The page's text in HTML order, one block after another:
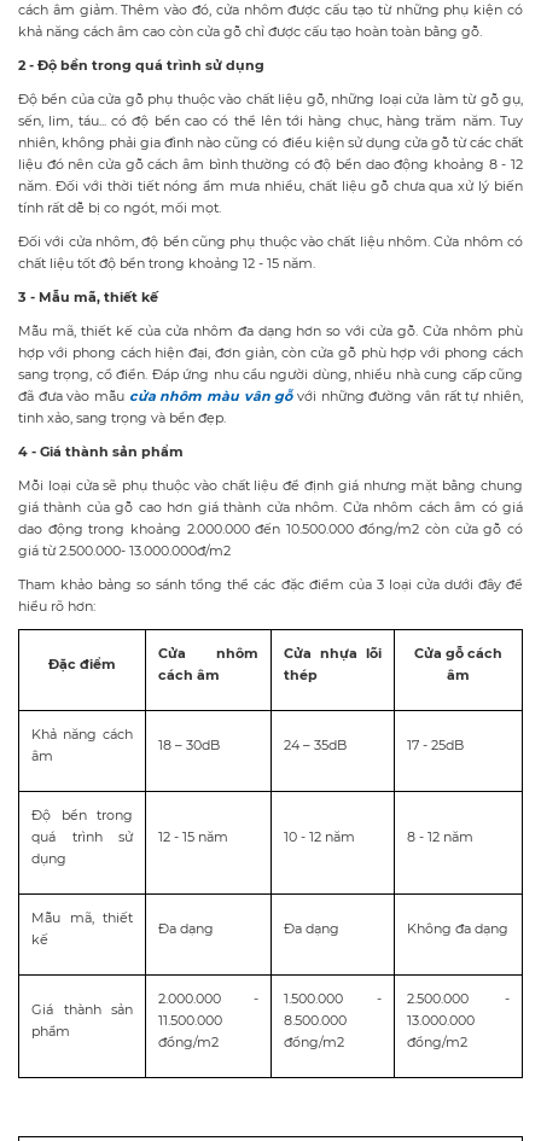
cách âm giảm. Thêm vào đó, cửa nhôm được cấu tạo từ những phụ kiện có
khả năng cách âm cao còn cửa gỗ chỉ được cấu tạo hoàn toàn bằng gỗ.
2 - Độ bền trong quá trình sử dụng
Độ bền của cửa gỗ phụ thuộc vào chất liệu gỗ, những loại cửa làm từ gỗ gụ,
sến, lim, táu... có độ bền cao có thể lên tới hàng chục, hàng trăm năm. Tuy
nhiên, không phải gia đình nào cũng có điều kiện sử dụng cửa gỗ từ các chất
liệu đó nên cửa gỗ cách âm bình thường có độ bền dao động khoảng 8 - 12
năm. Đối với thời tiết nóng ẩm mưa nhiều, chất liệu gỗ chưa qua xử lý biến
tính rất dễ bị co ngót, mối mọt.
Đối với cửa nhôm, độ bền cũng phụ thuộc vào chất liệu nhôm. Cửa nhôm có
chất liệu tốt độ bền trong khoảng 12 - 15 năm.
3 - Mẫu mã, thiết kế
Mẫu mã, thiết kế của cửa nhôm đa dạng hơn so với cửa gỗ. Cửa nhôm phù
hợp với phong cách hiện đại, đơn giản, còn cửa gỗ phù hợp với phong cách
sang trọng, cổ điển. Đáp ứng nhu cầu người dùng, nhiều nhà cung cấp cũng
đã đưa vào mẫu cửa nhôm màu vân gỗvới những đường vân rất tự nhiên,
tinh xảo, sang trọng và bền đẹp.
4 - Giá thành sản phẩm
Mỗi loại cửa sẽ phụ thuộc vào chất liệu để định giá nhưng mặt bằng chung
giá thành của gỗ cao hơn giá thành cửa nhôm. Cửa nhôm cách âm có giá
dao động trong khoảng 2.000.000 đến 10.500.000 đồng/m2 còn cửa gỗ có
giá từ 2.500.000- 13.000.000đ/m2
Tham khảo bảng so sánh tổng thể các đặc điểm của 3 loại cửa dưới đây để
hiểu rõ hơn:
Đặc điểm
Cửa nhôm
cách âm
Cửa nhựa lõi
thép
Cửa gỗ cách
âm
Khả năng cách
âm
18 – 30dB 24 – 35dB 17 - 25dB
Độ bền trong
quá trình sử
dụng
12 - 15 năm 10 - 12 năm 8 - 12 năm
Mẫu mã, thiết
kế
Đa dạng Đa dạng Không đa dạng
Giá thành sản
phẩm
2.000.000 -
11.500.000
đồng/m2
1.500.000 -
8.500.000
đồng/m2
2.500.000 -
13.000.000
đồng/m2